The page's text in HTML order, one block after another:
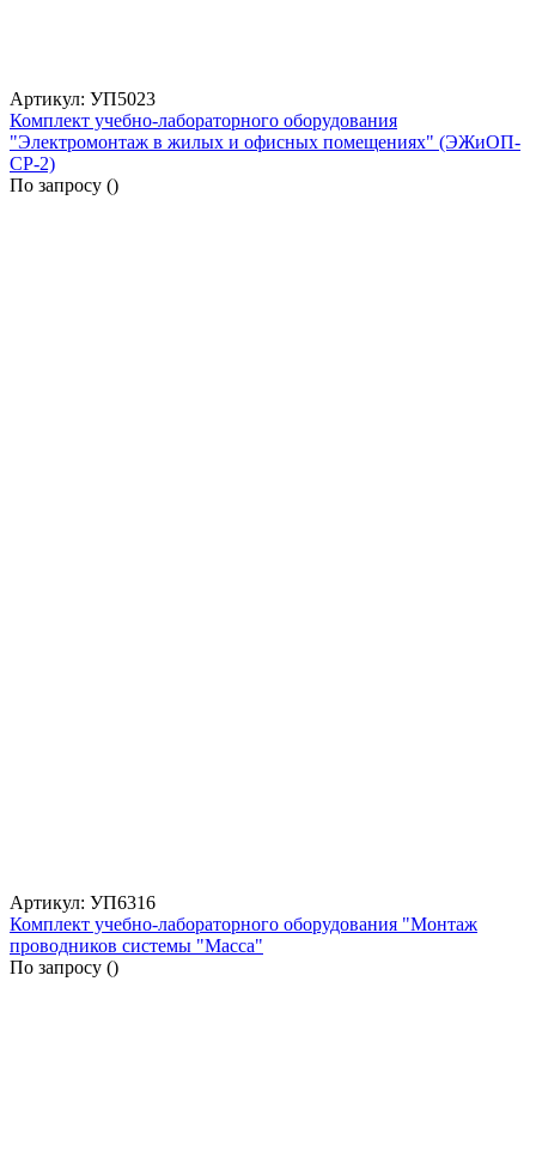
Артикул: УП5023
Комплект учебно-лабораторного оборудования
"Электромонтаж в жилых и офисных помещениях" (ЭЖиОП-
СР-2)
По запросу ()
Артикул: УП6316
Комплект учебно-лабораторного оборудования "Монтаж
проводников системы "Масса"
По запросу ()